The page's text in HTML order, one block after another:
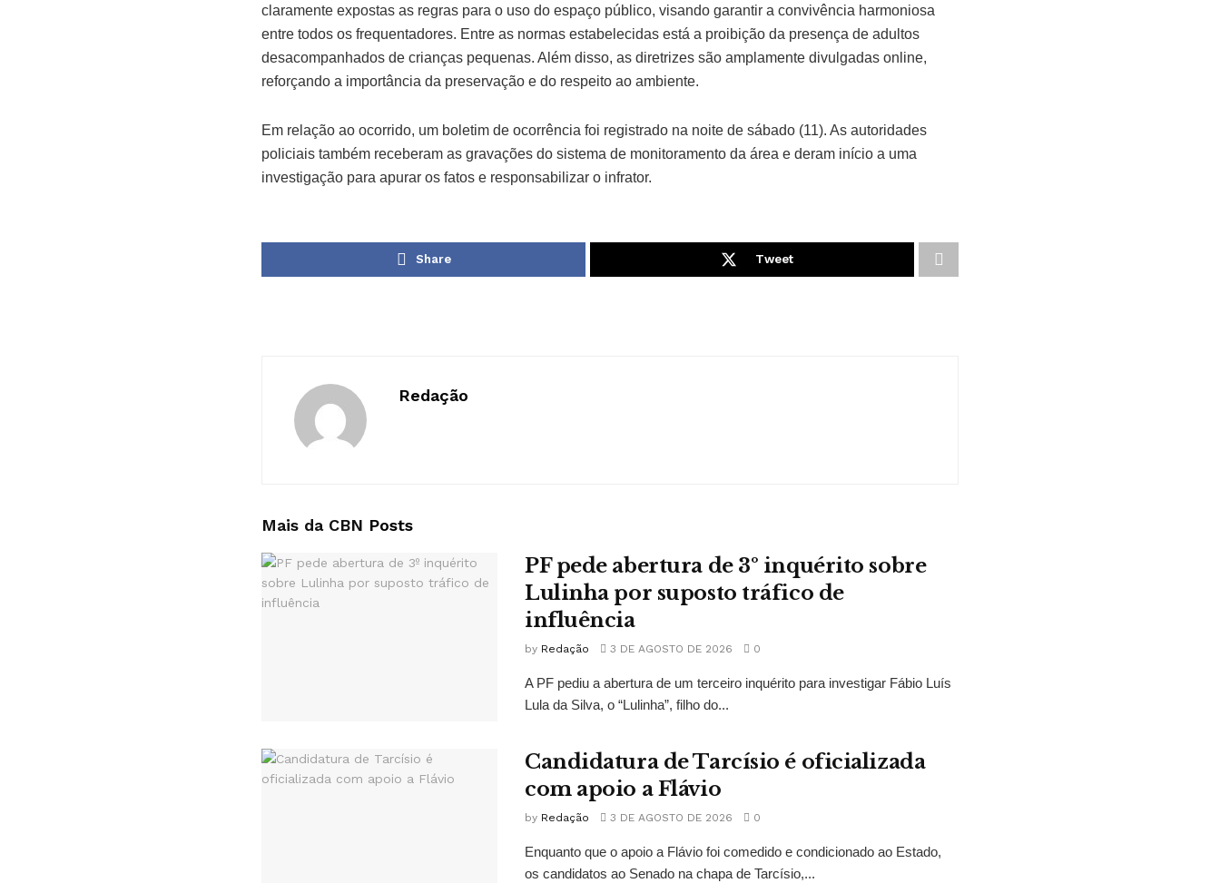
claramente expostas as regras para o uso do espaço público, visando garantir a convivência harmoniosa
entre todos os frequentadores. Entre as normas estabelecidas está a proibição da presença de adultos
desacompanhados de crianças pequenas. Além disso, as diretrizes são amplamente divulgadas online,
reforçando a importância da preservação e do respeito ao ambiente.
Em relação ao ocorrido, um boletim de ocorrência foi registrado na noite de sábado (11). As autoridades
policiais também receberam as gravações do sistema de monitoramento da área e deram início a uma
investigação para apurar os fatos e responsabilizar o infrator.
Share Tweet
Redação
Mais da CBN Posts
PF pede abertura de 3º inquérito sobre
Lulinha por suposto tráfico de
influência
by Redação 3 DE AGOSTO DE 2026 0
A PF pediu a abertura de um terceiro inquérito para investigar Fábio Luís
Lula da Silva, o “Lulinha”, filho do...
Candidatura de Tarcísio é oficializada
com apoio a Flávio
by Redação 3 DE AGOSTO DE 2026 0
Enquanto que o apoio a Flávio foi comedido e condicionado ao Estado,
os candidatos ao Senado na chapa de Tarcísio,...